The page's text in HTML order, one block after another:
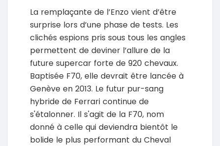
La remplaçante de l’Enzo vient d’être
surprise lors d’une phase de tests. Les
clichés espions pris sous tous les angles
permettent de deviner l’allure de la
future supercar forte de 920 chevaux.
Baptisée F70, elle devrait être lancée à
Genève en 2013. Le futur pur-sang
hybride de Ferrari continue de
s'étalonner. Il s'agit de la F70, nom
donné à celle qui deviendra bientôt le
bolide le plus performant du Cheval